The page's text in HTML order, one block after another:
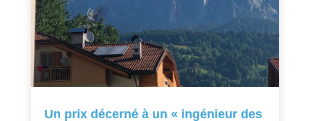
Un prix décerné à un « ingénieur des